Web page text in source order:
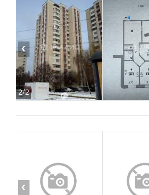
2/2
‹
‹